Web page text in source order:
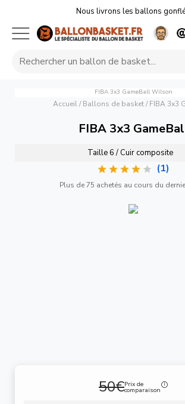
Nous livrons les ballons
FIBA 3x3 GameBall Wilson
Accueil/ Ballons de basket/ FIBA 3x3
FIBA 3x3
Taille 6 / Cuir composite
(1)
Plus de 75 achetés au cours du
50€Prix de
comparaison